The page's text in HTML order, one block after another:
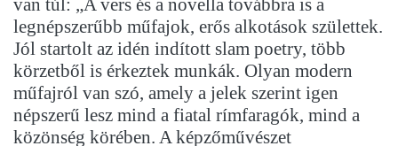
van túl: „A vers és a novella továbbra is a
legnépszerűbb műfajok, erős alkotások születtek.
Jól startolt az idén indított slam poetry, több
körzetből is érkeztek munkák. Olyan modern
műfajról van szó, amely a jelek szerint igen
népszerű lesz mind a fiatal rímfaragók, mind a
közönség körében. A képzőművészet